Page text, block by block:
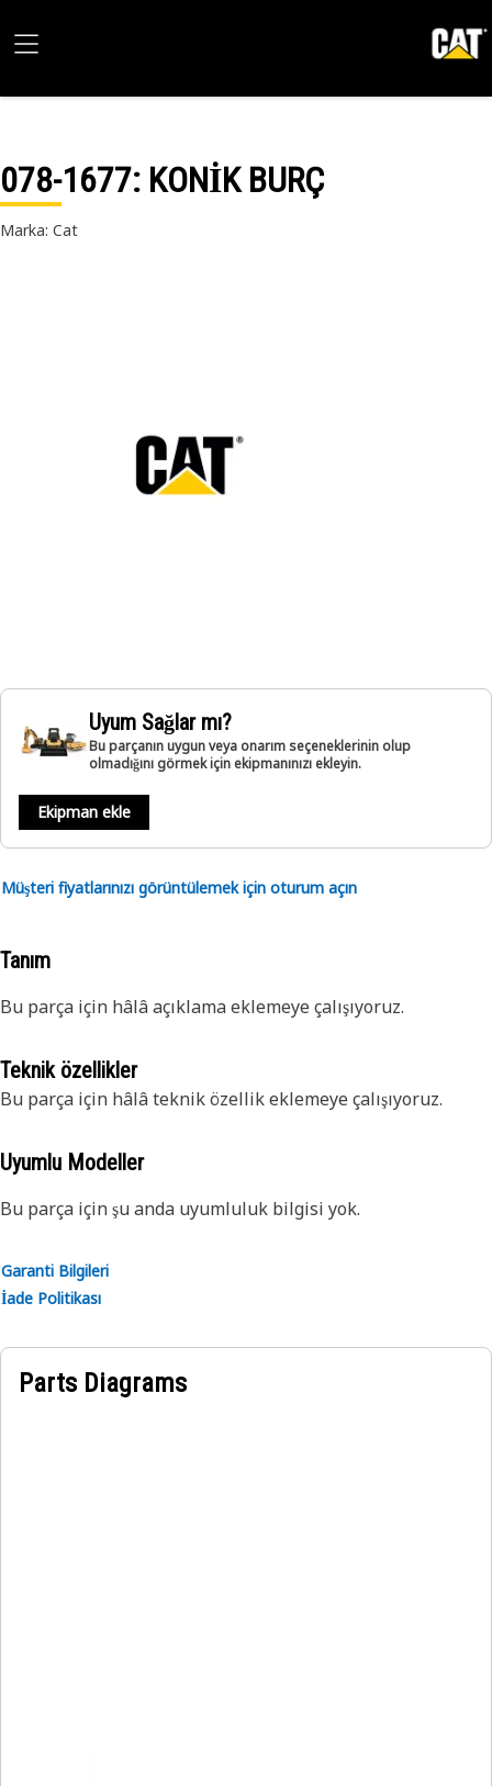
078-1677: KONİK BURÇ
Marka: Cat
Uyum Sağlar mı?
Bu parçanın uygun veya onarım seçeneklerinin olup
olmadığını görmek için ekipmanınızı ekleyin.
Ekipman ekle
Müşteri fiyatlarınızı görüntülemek için oturum açın
Tanım
Bu parça için hâlâ açıklama eklemeye çalışıyoruz.
Teknik özellikler
Bu parça için hâlâ teknik özellik eklemeye çalışıyoruz.
Uyumlu Modeller
Bu parça için şu anda uyumluluk bilgisi yok.
Garanti Bilgileri
İade Politikası
Parts Diagrams